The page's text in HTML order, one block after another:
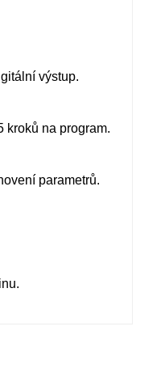
výstup.
kroků na program.
parametrů.